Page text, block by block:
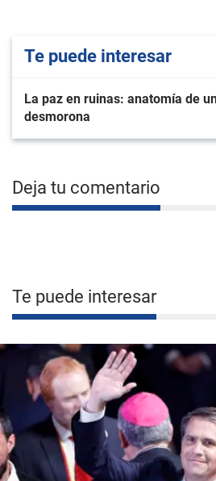
Te puede interesar
La paz en ruinas: anatomía de
desmorona
Deja tu comentario
Te puede interesar